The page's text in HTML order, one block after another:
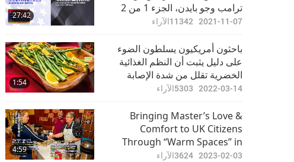
27:42
ترامب وجو بايدن، الجزء 1 من 2
2021-11-07
11342الآراء
1:54
باحثون أمريكيون يسلطون الضوء
على دليل يثبت أن النظم الغذائية
الخضرية تقلل من شدة الإصابة
بكوفيد-19.
2022-03-14
5303الآراء
4:59
Bringing Master’s Love &
Comfort to UK Citizens
Through “Warm Spaces” in
Winter
2023-02-03
3624الآراء